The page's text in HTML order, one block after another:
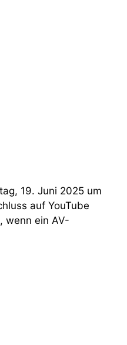
19. Juni 2025 um
auf YouTube
wenn ein AV-